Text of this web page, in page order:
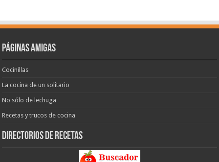
Páginas amigas
Cocinillas
La cocina de un solitario
No sólo de lechuga
Recetas y trucos de cocina
Directorios de recetas